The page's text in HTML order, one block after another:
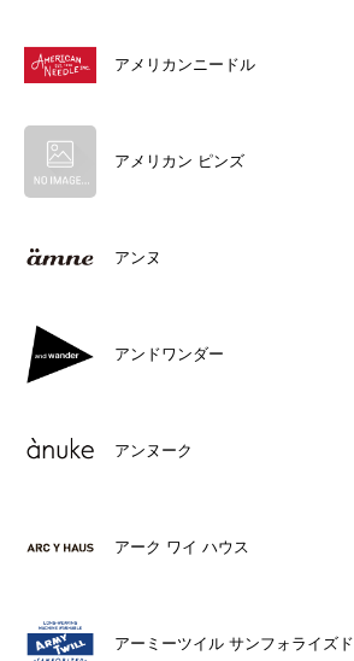
アメリカンニードル
アメリカン ピンズ
アンヌ
アンドワンダー
アンヌーク
アーク ワイ ハウス
アーミーツイル サンフォライズド